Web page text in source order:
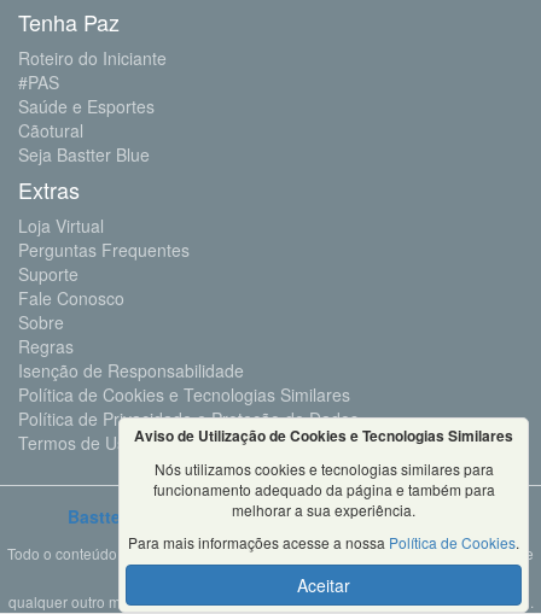
Tenha Paz
Roteiro do Iniciante
#PAS
Saúde e Esportes
Cãotural
Seja Bastter Blue
Extras
Loja Virtual
Perguntas Frequentes
Suporte
Fale Conosco
Sobre
Regras
Isenção de Responsabilidade
Política de Cookies e Tecnologias Similares
Política de Privacidade e Proteção de Dados
Termos de Uso
Bastter.com 2001 ©Todos os Direitos Reservados
Todo o conteúdo deste site é propriedade da Bastter.com, sendo expressamente
proibido o seu uso em sites, videos, cursos ou
qualquer outro meio de comunicação sem autorização expressa do proprietário.
Aviso de Utilização de Cookies e Tecnologias Similares
Nós utilizamos cookies e tecnologias similares para
funcionamento adequado da página e também para
melhorar a sua experiência.
Para mais informações acesse a nossa Política de Cookies.
Aceitar